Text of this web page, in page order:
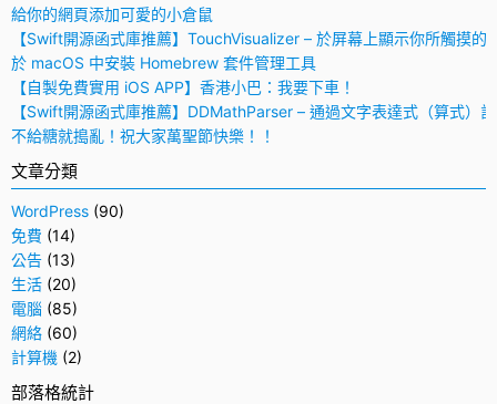
給你的網頁添加可愛的小倉鼠
【Swift開源函式庫推薦】TouchVisualizer – 於屏幕上顯示你所觸摸的
於 macOS 中安裝 Homebrew 套件管理工具
【自製免費實用 iOS APP】香港小巴：我要下車！
【Swift開源函式庫推薦】DDMathParser – 通過文字表達式（算式）
不給糖就搗亂！祝大家萬聖節快樂！！
文章分類
WordPress (90)
免費 (14)
公告 (13)
生活 (20)
電腦 (85)
網絡 (60)
計算機 (2)
部落格統計